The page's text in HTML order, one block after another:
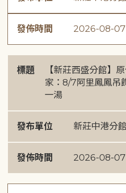
發佈時間 2026-08-07
標題
【新莊西盛分館】
家：8/7阿里鳳鳳吊
一湯
發布單位 新莊中港分館
發佈時間 2026-08-07